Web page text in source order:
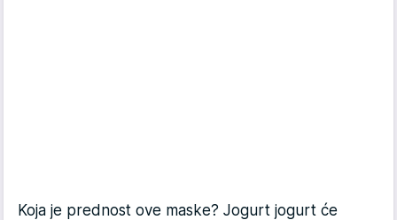
Koja je prednost ove maske? Jogurt jogurt će